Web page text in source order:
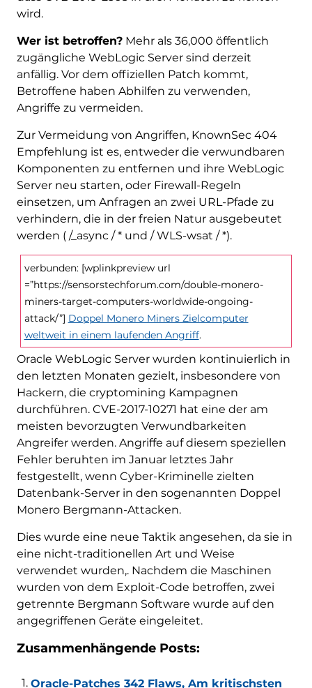
wird.
Wer ist betroffen?Mehr als 36,000 öffentlich
zugängliche WebLogic Server sind derzeit
anfällig. Vor dem offiziellen Patch kommt,
Betroffene haben Abhilfen zu verwenden,
Angriffe zu vermeiden.
Zur Vermeidung von Angriffen, KnownSec 404
Empfehlung ist es, entweder die verwundbaren
Komponenten zu entfernen und ihre WebLogic
Server neu starten, oder Firewall-Regeln
einsetzen, um Anfragen an zwei URL-Pfade zu
verhindern, die in der freien Natur ausgebeutet
werden ( /_async / * und / WLS-wsat / *).
verbunden: [wplinkpreview url
=”https://sensorstechforum.com/double-monero-
miners-target-computers-worldwide-ongoing-
attack/”] Doppel Monero Miners Zielcomputer
weltweit in einem laufenden Angriff.
Oracle WebLogic Server wurden kontinuierlich in
den letzten Monaten gezielt, insbesondere von
Hackern, die cryptomining Kampagnen
durchführen. CVE-2017-10271 hat eine der am
meisten bevorzugten Verwundbarkeiten
Angreifer werden. Angriffe auf diesem speziellen
Fehler beruhten im Januar letztes Jahr
festgestellt, wenn Cyber-Kriminelle zielten
Datenbank-Server in den sogenannten Doppel
Monero Bergmann-Attacken.
Dies wurde eine neue Taktik angesehen, da sie in
eine nicht-traditionellen Art und Weise
verwendet wurden,. Nachdem die Maschinen
wurden von dem Exploit-Code betroffen, zwei
getrennte Bergmann Software wurde auf den
angegriffenen Geräte eingeleitet.
Zusammenhängende Posts:
Oracle-Patches 342 Flaws, Am kritischsten